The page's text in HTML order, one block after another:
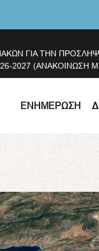
ΓΙΑ ΤΗΝ
2027 (ΑΝΑΚΟΙΝΩΣΗ
ΕΝΗΜΈΡΩΣΗ